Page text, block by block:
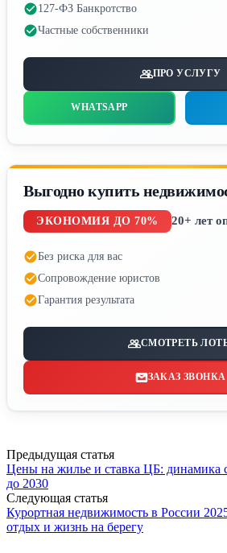
127-ФЗ Банкротство
Частные собственники
ПРО УСЛУГУ
WHATSAPP
Выгодно купить
ЭКОНОМИЯ ДО 70% 20+ лет
Без риска для вас
Сопровождение юристов
Гарантия результата
СМОТРЕТЬ
ЗАКАЗ ЗВОНКА
Предыдущая статья
Цены на жилье и ставка ЦБ: динамика
до 2030
Следующая статья
Курортная недвижимость в России
отдых и жизнь на берегу